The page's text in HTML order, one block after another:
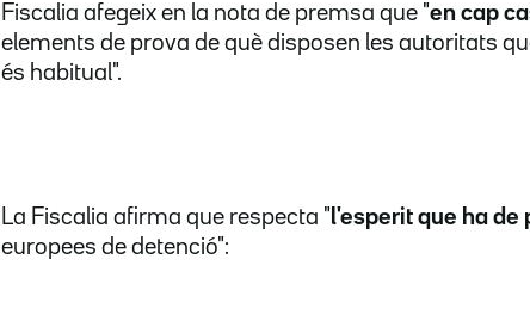
Fiscalia afegeix en la nota de premsa que "en cap
elements de prova de què disposen les autoritats
és habitual".
La Fiscalia afirma que respecta " l'esperit que ha
europees de detenció":